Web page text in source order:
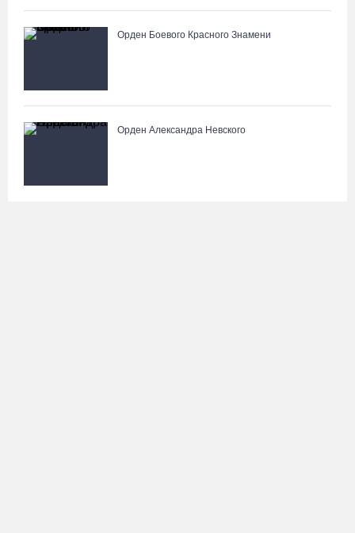
Орден Боевого Красного Знамени
Орден Александра Невского